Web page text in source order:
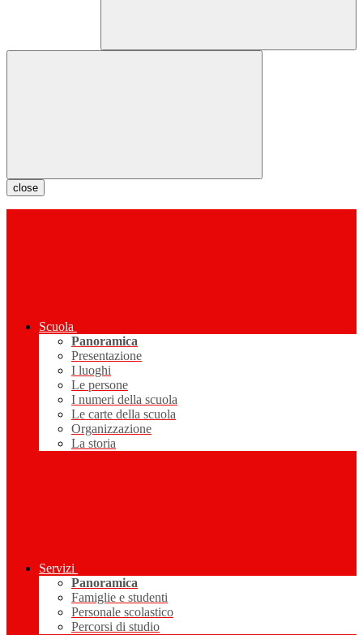
close
Scuola
Panoramica
Presentazione
I luoghi
Le persone
I numeri della scuola
Le carte della scuola
Organizzazione
La storia
Servizi
Panoramica
Famiglie e studenti
Personale scolastico
Percorsi di studio